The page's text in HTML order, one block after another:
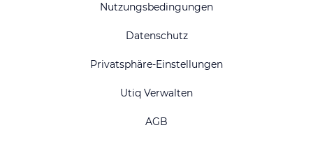
Nutzungsbedingungen
Datenschutz
Privatsphäre-Einstellungen
Utiq Verwalten
AGB